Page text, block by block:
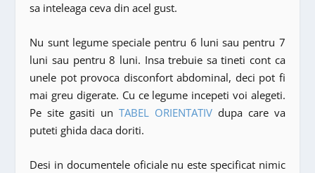
sa inteleaga ceva din acel gust.
Nu sunt legume speciale pentru 6 luni sau pentru 7
luni sau pentru 8 luni. Insa trebuie sa tineti cont ca
unele pot provoca disconfort abdominal, deci pot fi
mai greu digerate. Cu ce legume incepeti voi alegeti.
Pe site gasiti un TABEL ORIENTATIVdupa care va
puteti ghida daca doriti.
Desi in documentele oficiale nu este specificat nimic